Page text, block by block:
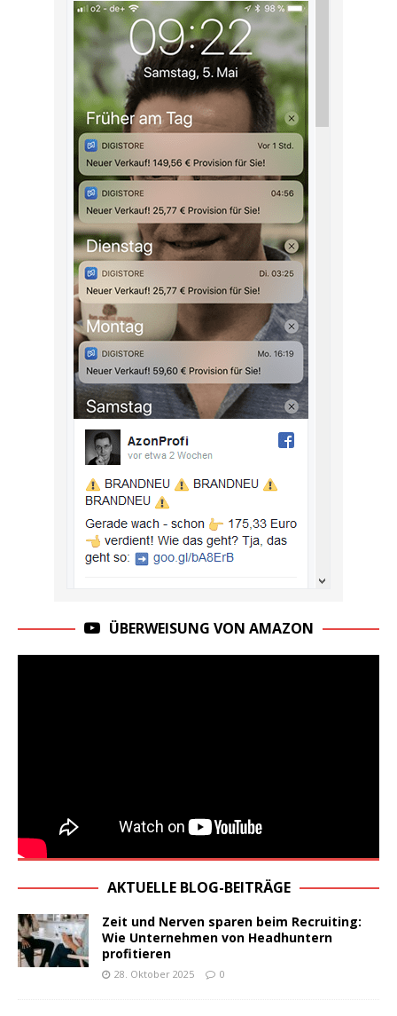
ÜBERWEISUNG VON AMAZON
AKTUELLE BLOG-BEITRÄGE
Zeit und Nerven sparen beim Recruiting:
Wie Unternehmen von Headhuntern
profitieren
28. Oktober 2025 0